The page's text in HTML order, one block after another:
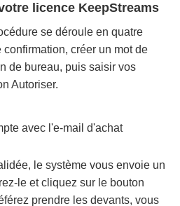
licence KeepStreams
se déroule en quatre
créer un mot de
de bureau, puis saisir vos
Autoriser.
avec l'e-mail d'achat
le système vous envoie un
le et cliquez sur le bouton
prendre les devants, vous